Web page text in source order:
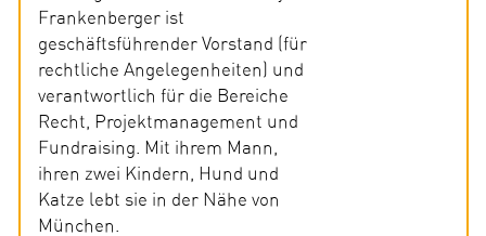
Frankenberger ist
geschäftsführender Vorstand (für
rechtliche Angelegenheiten) und
verantwortlich für die Bereiche
Recht, Projektmanagement und
Fundraising. Mit ihrem Mann,
ihren zwei Kindern, Hund und
Katze lebt sie in der Nähe von
München.